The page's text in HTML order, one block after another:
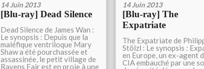
14 Juin 2013
[Blu-ray] Dead Silence
Dead Silence de James Wan :
Le synopsis : Depuis que la
maléfique ventriloque Mary
Shaw a été pourchassée et
assassinée, le petit village de
Ravens Fair est en proie à une
14 Juin 2013
[Blu-ray] The
Expatriate
The Expatriate de
Stölzl : Le synopsis :
en Europe, un ex-agent
CIA embauché par une